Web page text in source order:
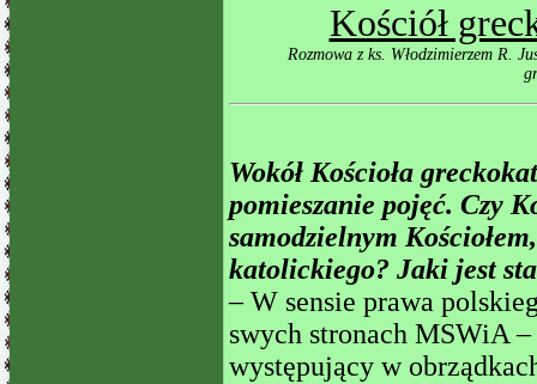
Kościół
Rozmowa z ks. Włodzimierzem R.
Wokół Kościoła
pomieszanie pojęć. Czy
samodzielnym
katolickiego? Jaki jest
– W sensie prawa
swych stronach MSWiA
występujący w